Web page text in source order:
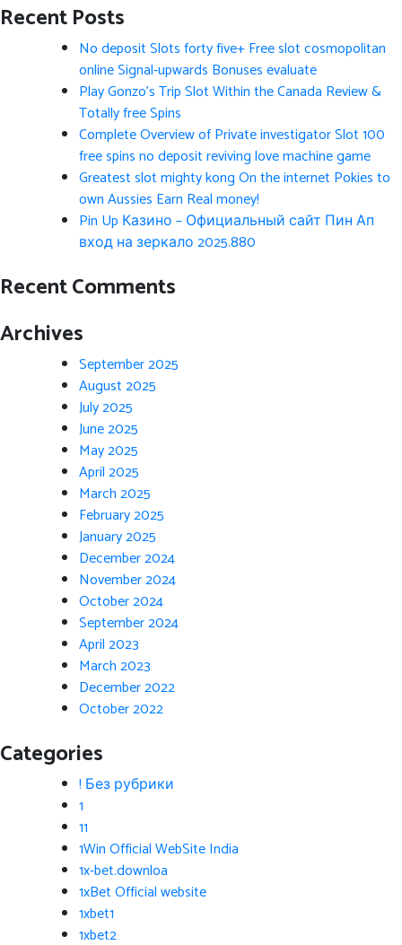
Recent Posts
No deposit Slots forty five+ Free slot cosmopolitan
online Signal-upwards Bonuses evaluate
Play Gonzo’s Trip Slot Within the Canada Review &
Totally free Spins
Complete Overview of Private investigator Slot 100
free spins no deposit reviving love machine game
Greatest slot mighty kong On the internet Pokies to
own Aussies Earn Real money!
Pin Up Казино – Официальный сайт Пин Ап
вход на зеркало 2025.880
Recent Comments
Archives
September 2025
August 2025
July 2025
June 2025
May 2025
April 2025
March 2025
February 2025
January 2025
December 2024
November 2024
October 2024
September 2024
April 2023
March 2023
December 2022
October 2022
Categories
! Без рубрики
1
11
1Win Official WebSite India
1x-bet.downloa
1xBet Official website
1xbet1
1xbet2